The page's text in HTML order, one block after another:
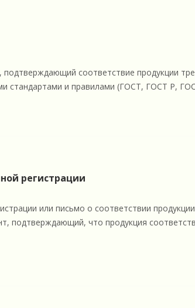
соответствие продукции
стандартами и правилами (ГОСТ, ГОСТ Р,
регистрации
или письмо о соответствии
подтверждающий, что продукция